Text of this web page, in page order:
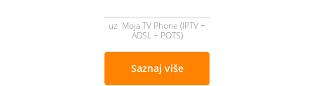
uz Moja TV Phone (IPTV +
ADSL + POTS)
Saznaj više